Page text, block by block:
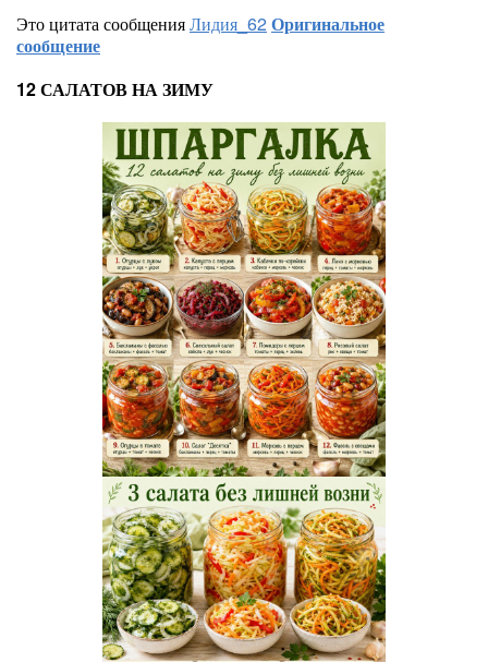
Это цитата сообщенияЛидия_62Оригинальное
сообщение
12 САЛАТОВ НА ЗИМУ